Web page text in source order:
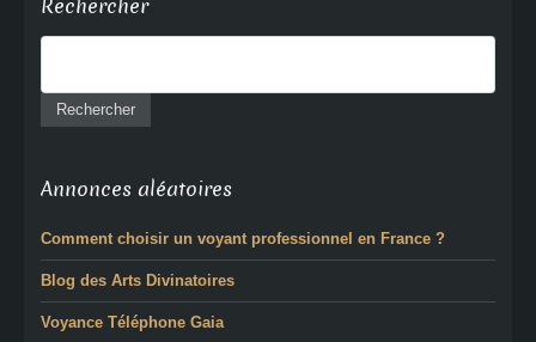
Rechercher
Annonces aléatoires
Comment choisir un voyant professionnel en France ?
Blog des Arts Divinatoires
Voyance Téléphone Gaia